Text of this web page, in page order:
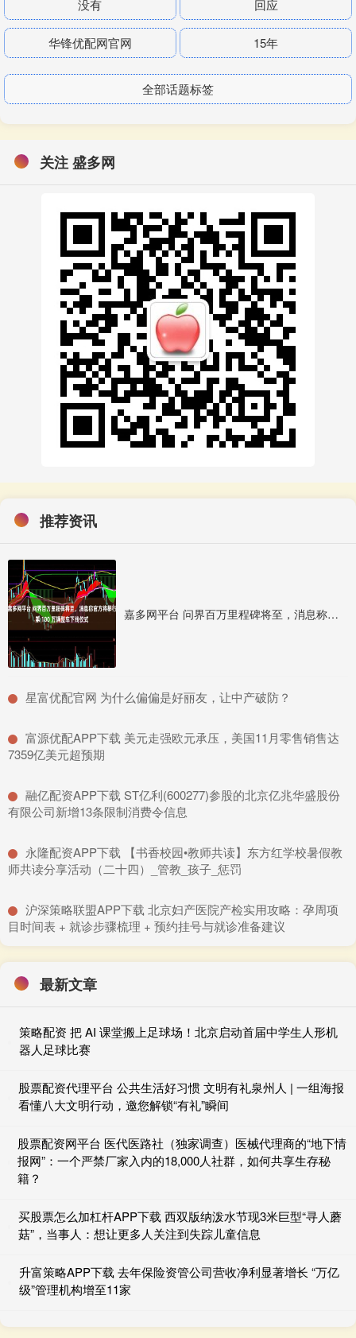
没有 回应
华锋优配网官网 15年
全部话题标签
关注 盛多网
推荐资讯
嘉多网平台 问界百万里程碑将至，消息称官方将举行第 100 万辆整车下线仪式
​星富优配官网 为什么偏偏是好丽友，让中产破防？
​富源优配APP下载 美元走强欧元承压，美国11月零售销售达
7359亿美元超预期
​融亿配资APP下载 ST亿利(600277)参股的北京亿兆华盛股份
有限公司新增13条限制消费令信息
​永隆配资APP下载 【书香校园•教师共读】东方红学校暑假教
师共读分享活动（二十四）_管教_孩子_惩罚
​沪深策略联盟APP下载 北京妇产医院产检实用攻略：孕周项
目时间表 + 就诊步骤梳理 + 预约挂号与就诊准备建议
最新文章
策略配资 把 AI 课堂搬上足球场！北京启动首届中学生人形机
器人足球比赛
股票配资代理平台 公共生活好习惯 文明有礼泉州人 | 一组海报
看懂八大文明行动，邀您解锁“有礼”瞬间
股票配资网平台 医代医路社（独家调查）医械代理商的“地下情
报网”：一个严禁厂家入内的18,000人社群，如何共享生存秘
籍？
买股票怎么加杠杆APP下载 西双版纳泼水节现3米巨型“寻人蘑
菇”，当事人：想让更多人关注到失踪儿童信息
升富策略APP下载 去年保险资管公司营收净利显著增长 “万亿
级”管理机构增至11家